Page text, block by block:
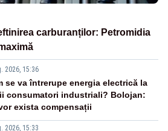
carburanților: Petromidia
2026, 15:36
se va întrerupe energia electrică la
consumatori industriali? Bolojan:
exista compensații
2026, 15:33